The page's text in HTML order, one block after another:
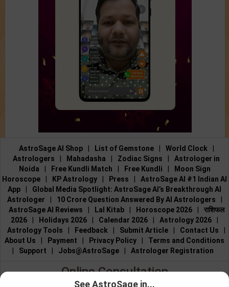
AstroSage AI Shop List of Gemstone World Clock
Astrologers
Mahadasha Zodiac Signs
Astrologer in
Noida
Free Kundli Match Free Kundli
Moon Sign
Horoscope
KP Astrology Press
AstroSage AI #1 Indian AI
App
Global Media Spotlight: AstroSage AI’s Breakthrough AI
Astrologer
10 Crore Question Answered By AI Astrologers
AstroSage AI Reviews
Lal Kitab Horoscope 2026
राशिफल
2026
Holidays 2026 Calendar 2026 Astrology 2026
Astrology Tools
Feedback Submit Article Contact Us
About Us
Payment Privacy Policy
Terms and Conditions
Support Jobs@AstroSage Astrologer Registration
Online Consultation
See AstroSage in...